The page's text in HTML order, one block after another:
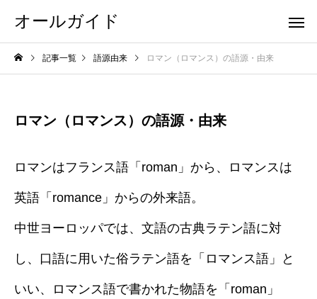
オールガイド
記事一覧 語源由来 ロマン（ロマンス）の語源・由来
ロマン（ロマンス）の語源・由来
ロマンはフランス語「roman」から、ロマンスは
英語「romance」からの外来語。
中世ヨーロッパでは、文語の古典ラテン語に対
し、口語に用いた俗ラテン語を「ロマンス語」と
いい、ロマンス語で書かれた物語を「roman」